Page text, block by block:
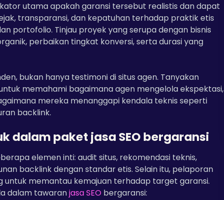
utama apakah garansi tersebut realistis dan dapat
transparansi, dan kepatuhan terhadap praktik etis
portofolio. Tinjau proyek yang serupa dengan bisnis
perbaikan tingkat konversi, serta durasi yang
bukan hanya testimoni di situs agen. Tanyakan
memahami bagaimana agen mengelola ekspektasi,
mereka menanggapi kendala teknis seperti
backlink.
dalam paket jasa SEO bergaransi
elemen inti: audit situs, rekomendasi teknis,
backlink dengan standar etis. Selain itu, pelaporan
untuk memantau kemajuan terhadap target garansi.
dalam tawaranjasa SEO bergaransi: